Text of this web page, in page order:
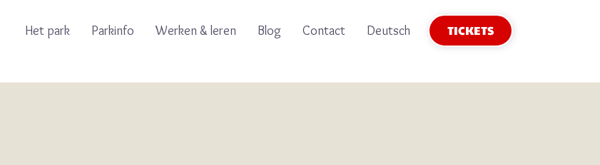
Het park Parkinfo Werken & leren Blog Contact Deutsch TICKETS